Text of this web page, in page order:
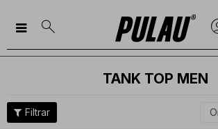

TANK TOP MEN